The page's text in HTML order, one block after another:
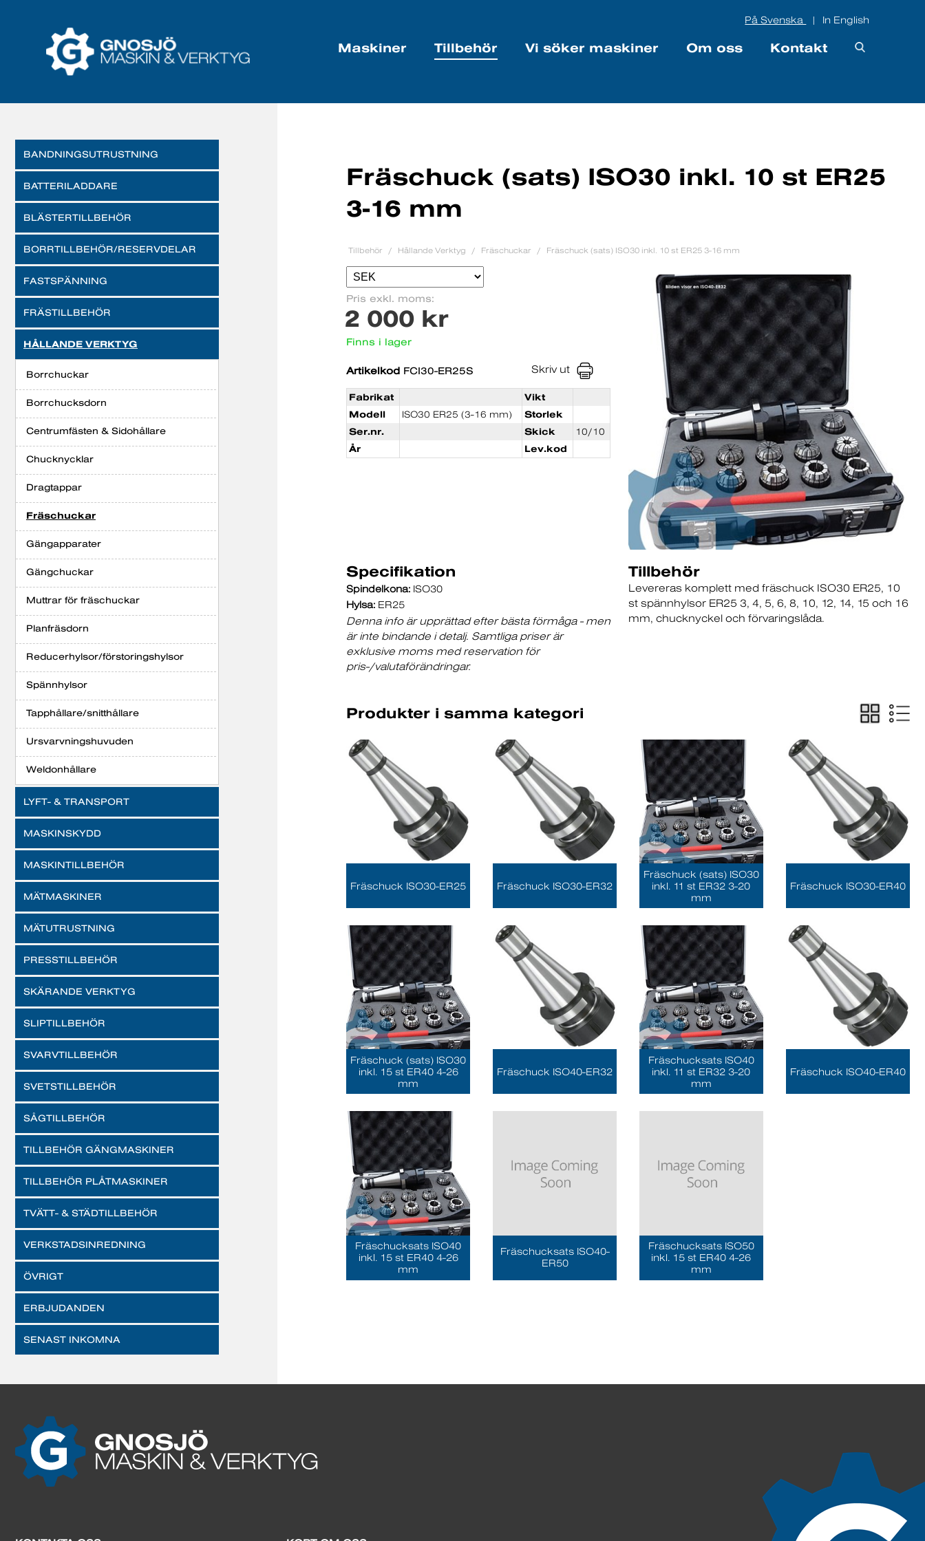
På Svenska In English
Maskiner Tillbehör Vi söker maskiner Om oss Kontakt
BANDNINGSUTRUSTNING
BATTERILADDARE
BLÄSTERTILLBEHÖR
BORRTILLBEHÖR/RESERVDELAR
FASTSPÄNNING
FRÄSTILLBEHÖR
HÅLLANDE VERKTYG
Borrchuckar
Borrchucksdorn
Centrumfästen & Sidohållare
Chucknycklar
Dragtappar
Fräschuckar
Gängapparater
Gängchuckar
Muttrar för fräschuckar
Planfräsdorn
Reducerhylsor/förstoringshylsor
Spännhylsor
Tapphållare/snitthållare
Ursvarvningshuvuden
Weldonhållare
LYFT- & TRANSPORT
MASKINSKYDD
MASKINTILLBEHÖR
MÄTMASKINER
MÄTUTRUSTNING
PRESSTILLBEHÖR
SKÄRANDE VERKTYG
SLIPTILLBEHÖR
SVARVTILLBEHÖR
SVETSTILLBEHÖR
SÅGTILLBEHÖR
TILLBEHÖR GÄNGMASKINER
TILLBEHÖR PLÅTMASKINER
TVÄTT- & STÄDTILLBEHÖR
VERKSTADSINREDNING
ÖVRIGT
ERBJUDANDEN
SENAST INKOMNA
Fräschuck (sats) ISO30 inkl. 10 st ER25
3-16 mm
Tillbehör Hållande Verktyg Fräschuckar Fräschuck (sats) ISO30 inkl. 10 st ER25 3-16 mm
Pris exkl. moms:
2 000 kr
Finns i lager
Artikelkod FCI30-ER25S Skriv ut
Fabrikat
Vikt
Modell
ISO30 ER25 (3-16 mm)
Storlek
Ser.nr.
Skick
10/10
År
Lev.kod
Tillbehör
Levereras komplett med fräschuck ISO30 ER25
10
st spännhylsor ER25 3 4 5 6 8 10 12 14
15 och 16
mm chucknyckel och förvaringslåda.
Specifikation
Spindelkona: ISO30
Hylsa: ER25
Denna info är upprättad efter bästa förmåga - men
är inte bindande i detalj. Samtliga priser är
exklusive moms med reservation för
pris-/valutaförändringar.
Produkter i samma kategori
Fräschuck ISO30-ER25 Fräschuck ISO30-ER32
Fräschuck (sats) ISO30
inkl. 11 st ER32 3-20
mm
Fräschuck ISO30-ER40
Fräschuck (sats) ISO30
inkl. 15 st ER40 4-26
mm
Fräschuck ISO40-ER32
Fräschucksats ISO40
inkl. 11 st ER32 3-20
mm
Fräschuck ISO40-ER40
Fräschucksats ISO40
inkl. 15 st ER40 4-26
mm
Fräschucksats ISO40-
ER50
Fräschucksats ISO50
inkl. 15 st ER40 4-26
mm